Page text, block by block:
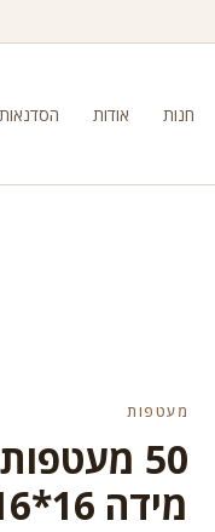
חנות אודות הסדנאות
מעטפות
50
מידה 16*16 ס”מ 120 גרם